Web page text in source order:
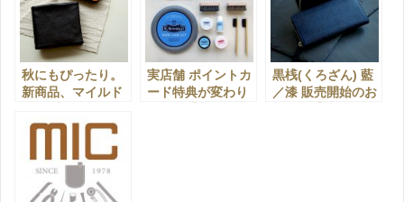
秋にもぴったり。
新商品、マイルド
【革財布のお店
実店舗 ポイントカ
ード特典が変わり
黒桟(くろざん) 藍
／漆 販売開始のお